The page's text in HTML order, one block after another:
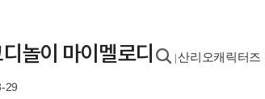
놀이 마이멜로디 |산리오캐릭터즈
29